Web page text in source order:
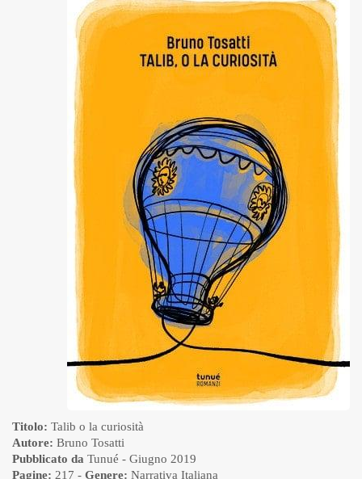
Titolo: Talib o la curiosità
Autore: Bruno Tosatti
Pubblicato da Tunué - Giugno 2019
Pagine: 217 - Genere: Narrativa Italiana